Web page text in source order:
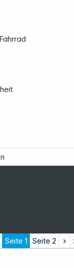
Seite 1 Seite 2